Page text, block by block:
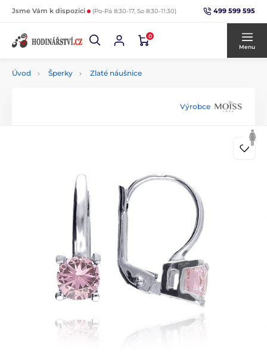
Jsme Vám k dispozici (Po-Pá 8:30-17, So 8:30-11:30) 499 599 595
0
Menu
Úvod Šperky Zlaté náušnice
Výrobce